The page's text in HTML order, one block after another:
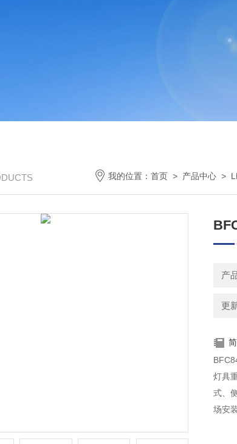
我的位置： 首页 > 产品中心 >
产
更
灯具
式、
场安